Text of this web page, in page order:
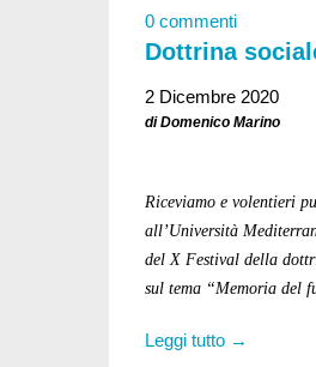
0 commenti
Dottrina
2 Dicembre 2020
di Domenico Marino
Riceviamo e volentieri
all’Università
del X Festival della
sul tema “Memoria del
Leggi tutto →